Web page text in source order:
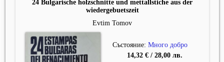
24 Bulgarische holzschnitte und mettallstiche aus der
wiedergebuetszeit
Evtim Tomov
Състояние: Много добро
14,32 € / 28,00 лв.